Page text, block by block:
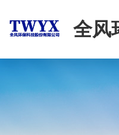
全风